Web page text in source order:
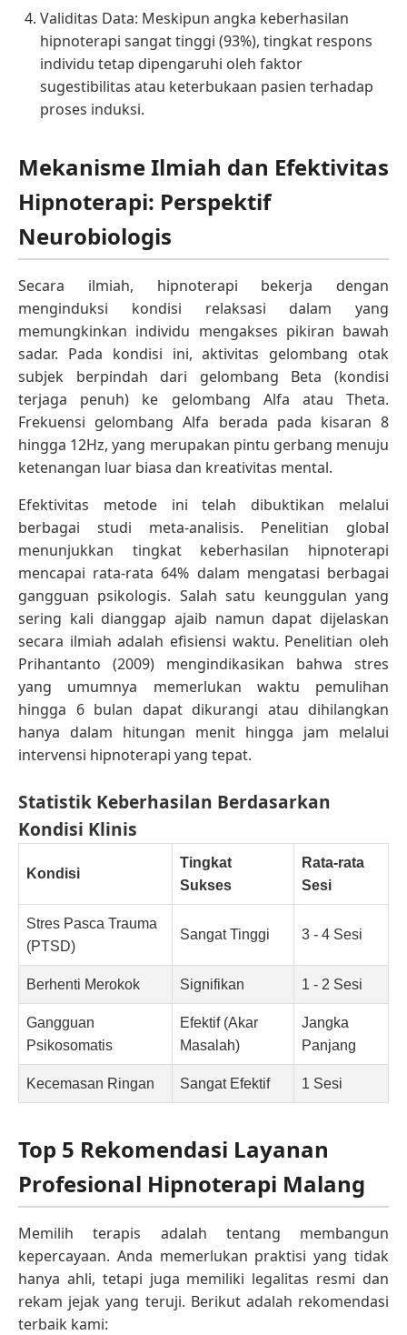
Validitas Data: Meskipun angka keberhasilan
hipnoterapi sangat tinggi (93%), tingkat respons
individu tetap dipengaruhi oleh faktor
sugestibilitas atau keterbukaan pasien terhadap
proses induksi.
Mekanisme Ilmiah dan Efektivitas
Hipnoterapi: Perspektif
Neurobiologis
Secara ilmiah, hipnoterapi bekerja dengan
menginduksi kondisi relaksasi dalam yang
memungkinkan individu mengakses pikiran bawah
sadar. Pada kondisi ini, aktivitas gelombang otak
subjek berpindah dari gelombang Beta (kondisi
terjaga penuh) ke gelombang Alfa atau Theta.
Frekuensi gelombang Alfa berada pada kisaran 8
hingga 12Hz, yang merupakan pintu gerbang menuju
ketenangan luar biasa dan kreativitas mental.
Efektivitas metode ini telah dibuktikan melalui
berbagai studi meta-analisis. Penelitian global
menunjukkan tingkat keberhasilan hipnoterapi
mencapai rata-rata 64% dalam mengatasi berbagai
gangguan psikologis. Salah satu keunggulan yang
sering kali dianggap ajaib namun dapat dijelaskan
secara ilmiah adalah efisiensi waktu. Penelitian oleh
Prihantanto (2009) mengindikasikan bahwa stres
yang umumnya memerlukan waktu pemulihan
hingga 6 bulan dapat dikurangi atau dihilangkan
hanya dalam hitungan menit hingga jam melalui
intervensi hipnoterapi yang tepat.
Statistik Keberhasilan Berdasarkan
Kondisi Klinis
Kondisi
Tingkat
Sukses
Rata-rata
Sesi
Stres Pasca Trauma
(PTSD)
Sangat Tinggi 3 - 4 Sesi
Berhenti Merokok Signifikan 1 - 2 Sesi
Gangguan
Psikosomatis
Efektif (Akar
Masalah)
Jangka
Panjang
Kecemasan Ringan Sangat Efektif 1 Sesi
Top 5 Rekomendasi Layanan
Profesional Hipnoterapi Malang
Memilih terapis adalah tentang membangun
kepercayaan. Anda memerlukan praktisi yang tidak
hanya ahli, tetapi juga memiliki legalitas resmi dan
rekam jejak yang teruji. Berikut adalah rekomendasi
terbaik kami: